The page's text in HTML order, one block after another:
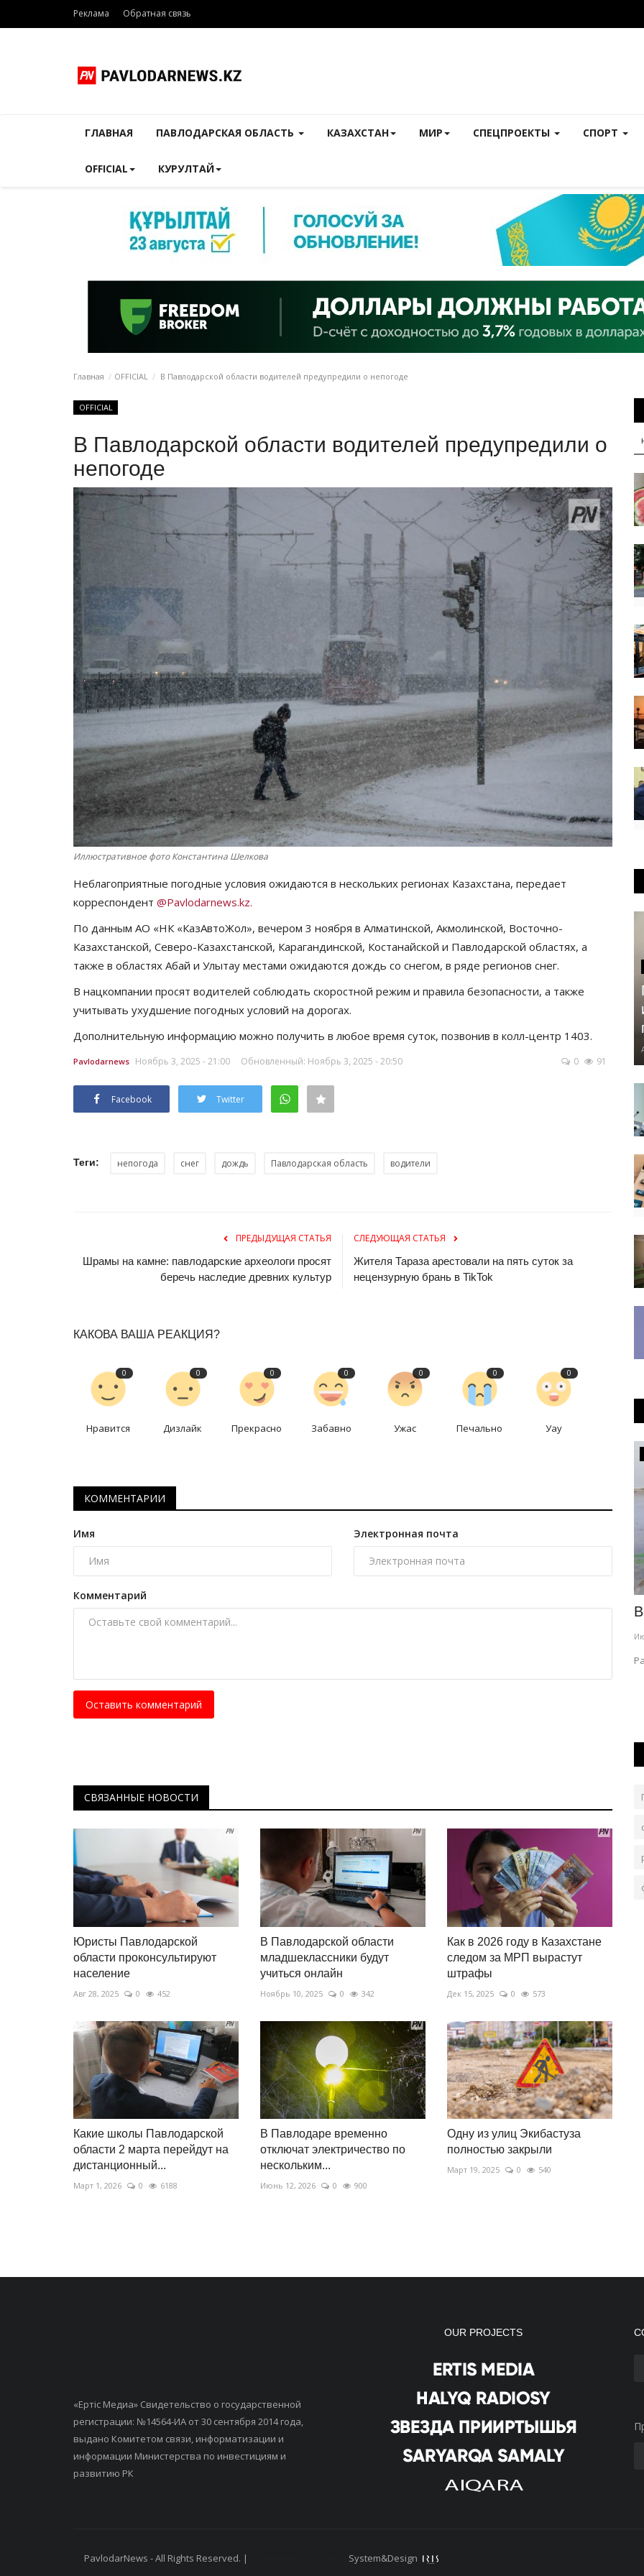
Реклама Обратная связь
ГЛАВНАЯ ПАВЛОДАРСКАЯ ОБЛАСТЬ КАЗАХСТАН МИР СПЕЦПРОЕКТЫ СПОРТ
OFFICIAL КУРУЛТАЙ
Главная OFFICIAL В Павлодарской области водителей предупредили о непогоде
OFFICIAL
В Павлодарской области водителей предупредили о
непогоде
Иллюстративное фото Константина Шелкова
Неблагоприятные погодные условия ожидаются в нескольких регионах Казахстана, передает
корреспондент @Pavlodarnews.kz.
По данным АО «НК «КазАвтоЖол», вечером 3 ноября в Алматинской, Акмолинской, Восточно-
Казахстанской, Северо-Казахстанской, Карагандинской, Костанайской и Павлодарской областях, а
также в областях Абай и Улытау местами ожидаются дождь со снегом, в ряде регионов снег.
В нацкомпании просят водителей соблюдать скоростной режим и правила безопасности, а также
учитывать ухудшение погодных условий на дорогах.
Дополнительную информацию можно получить в любое время суток, позвонив в колл-центр 1403.
Pavlodarnews Ноябрь 3, 2025 - 21:00 Обновленный: Ноябрь 3, 2025 - 20:50 0 91
Facebook Twitter
Теги: непогода снег дождь Павлодарская область водители
ПРЕДЫДУЩАЯ СТАТЬЯ
Шрамы на камне: павлодарские археологи просят
беречь наследие древних культур
СЛЕДУЮЩАЯ СТАТЬЯ
Жителя Тараза арестовали на пять суток за
нецензурную брань в TikTok
КАКОВА ВАША РЕАКЦИЯ?
0
Нравится
0
Дизлайк
0
Прекрасно
0
Забавно
0
Ужас
0
Печально
0
Уау
КОММЕНТАРИИ
Имя Электронная почта
Комментарий
Оставить комментарий
СВЯЗАННЫЕ НОВОСТИ
Юристы Павлодарской
области проконсультируют
население
Авг 28, 2025 0 452
В Павлодарской области
младшеклассники будут
учиться онлайн
Ноябрь 10, 2025 0 342
Как в 2026 году в Казахстане
следом за МРП вырастут
штрафы
Дек 15, 2025 0 573
Какие школы Павлодарской
области 2 марта перейдут на
дистанционный...
Март 1, 2026 0 6188
В Павлодаре временно
отключат электричество по
нескольким...
Июнь 12, 2026 0 900
Одну из улиц Экибастуза
полностью закрыли
Март 19, 2025 0 540
Чек-лист: как взять домашнее
животное из приюта
Прежде чем принять такое решение, надо подумать,
для чего хотите его завести
Павлодарцы покорили Италию
Ансамбль «Шернияз» представил Казахстан на
«Ертiс Медиа» Свидетельство о государственной
регистрации: №14564-ИА от 30 сентября 2014 года,
выдано Комитетом связи, информатизации и
информации Министерства по инвестициям и
развитию РК
OUR PROJECTS
PavlodarNews - All Rights Reserved. | System&Design